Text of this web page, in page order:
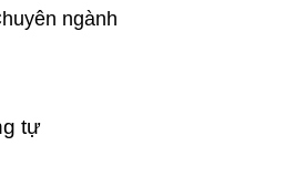
ngành
tự